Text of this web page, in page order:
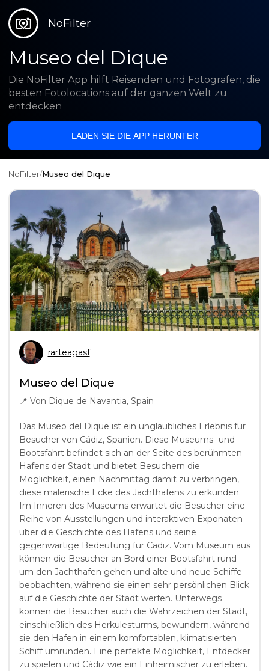
NoFilter
Museo del Dique
Die NoFilter App hilft Reisenden und Fotografen, die
besten Fotolocations auf der ganzen Welt zu
entdecken
LADEN SIE DIE APP HERUNTER
NoFilter/Museo del Dique
rarteagasf
Museo del Dique
📍 Von Dique de Navantia, Spain
Das Museo del Dique ist ein unglaubliches Erlebnis für
Besucher von Cádiz, Spanien. Diese Museums- und
Bootsfahrt befindet sich an der Seite des berühmten
Hafens der Stadt und bietet Besuchern die
Möglichkeit, einen Nachmittag damit zu verbringen,
diese malerische Ecke des Jachthafens zu erkunden.
Im Inneren des Museums erwartet die Besucher eine
Reihe von Ausstellungen und interaktiven Exponaten
über die Geschichte des Hafens und seine
gegenwärtige Bedeutung für Cadiz. Vom Museum aus
können die Besucher an Bord einer Bootsfahrt rund
um den Jachthafen gehen und alte und neue Schiffe
beobachten, während sie einen sehr persönlichen Blick
auf die Geschichte der Stadt werfen. Unterwegs
können die Besucher auch die Wahrzeichen der Stadt,
einschließlich des Herkulesturms, bewundern, während
sie den Hafen in einem komfortablen, klimatisierten
Schiff umrunden. Eine perfekte Möglichkeit, Entdecker
zu spielen und Cádiz wie ein Einheimischer zu erleben.